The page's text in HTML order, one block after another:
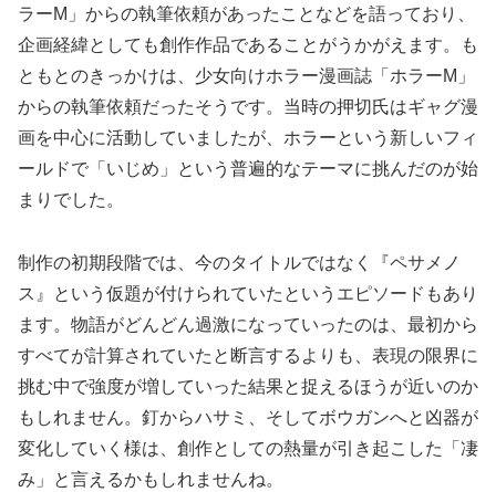
ラーM」からの執筆依頼があったことなどを語っており、
企画経緯としても創作作品であることがうかがえます。も
ともとのきっかけは、少女向けホラー漫画誌「ホラーM」
からの執筆依頼だったそうです。当時の押切氏はギャグ漫
画を中心に活動していましたが、ホラーという新しいフィ
ールドで「いじめ」という普遍的なテーマに挑んだのが始
まりでした。
制作の初期段階では、今のタイトルではなく『ペサメノ
ス』という仮題が付けられていたというエピソードもあり
ます。物語がどんどん過激になっていったのは、最初から
すべてが計算されていたと断言するよりも、 表現の限界に
挑む中で強度が増していった結果と捉えるほうが近いのか
もしれません。釘からハサミ、そしてボウガンへと凶器が
変化していく様は、創作としての熱量が引き起こした「凄
み」と言えるかもしれませんね。